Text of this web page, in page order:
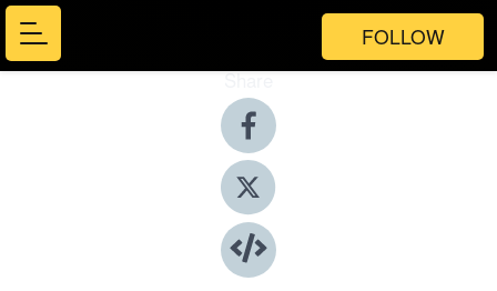
FOLLOW
Share